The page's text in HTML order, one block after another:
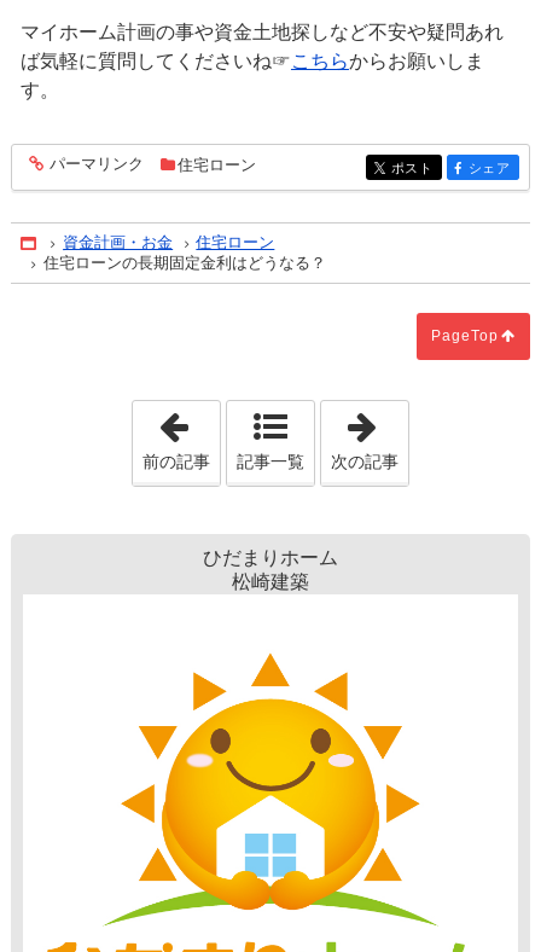
マイホーム計画の事や資金土地探しなど不安や疑問あれ
ば気軽に質問してくださいね☞こちらからお願いしま
す。
entry429
パーマリンク 住宅ローン entry429
ポスト entry429
シェア
Home
資金計画・お金
住宅ローン
住宅ローンの長期固定金利はどうなる？
PageTop
「自然が教えてくれること」
前の記事 記事一覧 次の記事
ひだまりホーム
松崎建築